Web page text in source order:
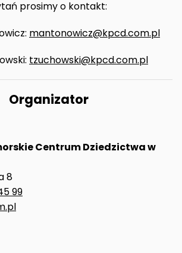
prosimy o kontakt:
mantonowicz@kpcd.com.pl
tzuchowski@kpcd.com.pl
Organizator
Centrum Dziedzictwa w
8
99